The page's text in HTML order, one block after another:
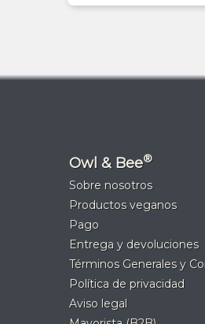
Owl & Bee®
Sobre nosotros
Productos veganos
Pago
Entrega y devoluciones
Términos Generales y
Política de privacidad
Aviso legal